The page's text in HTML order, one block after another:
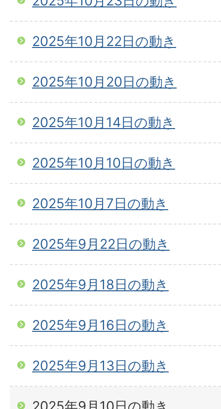
2025年10月22日の動き
2025年10月20日の動き
2025年10月14日の動き
2025年10月10日の動き
2025年10月7日の動き
2025年9月22日の動き
2025年9月18日の動き
2025年9月16日の動き
2025年9月13日の動き